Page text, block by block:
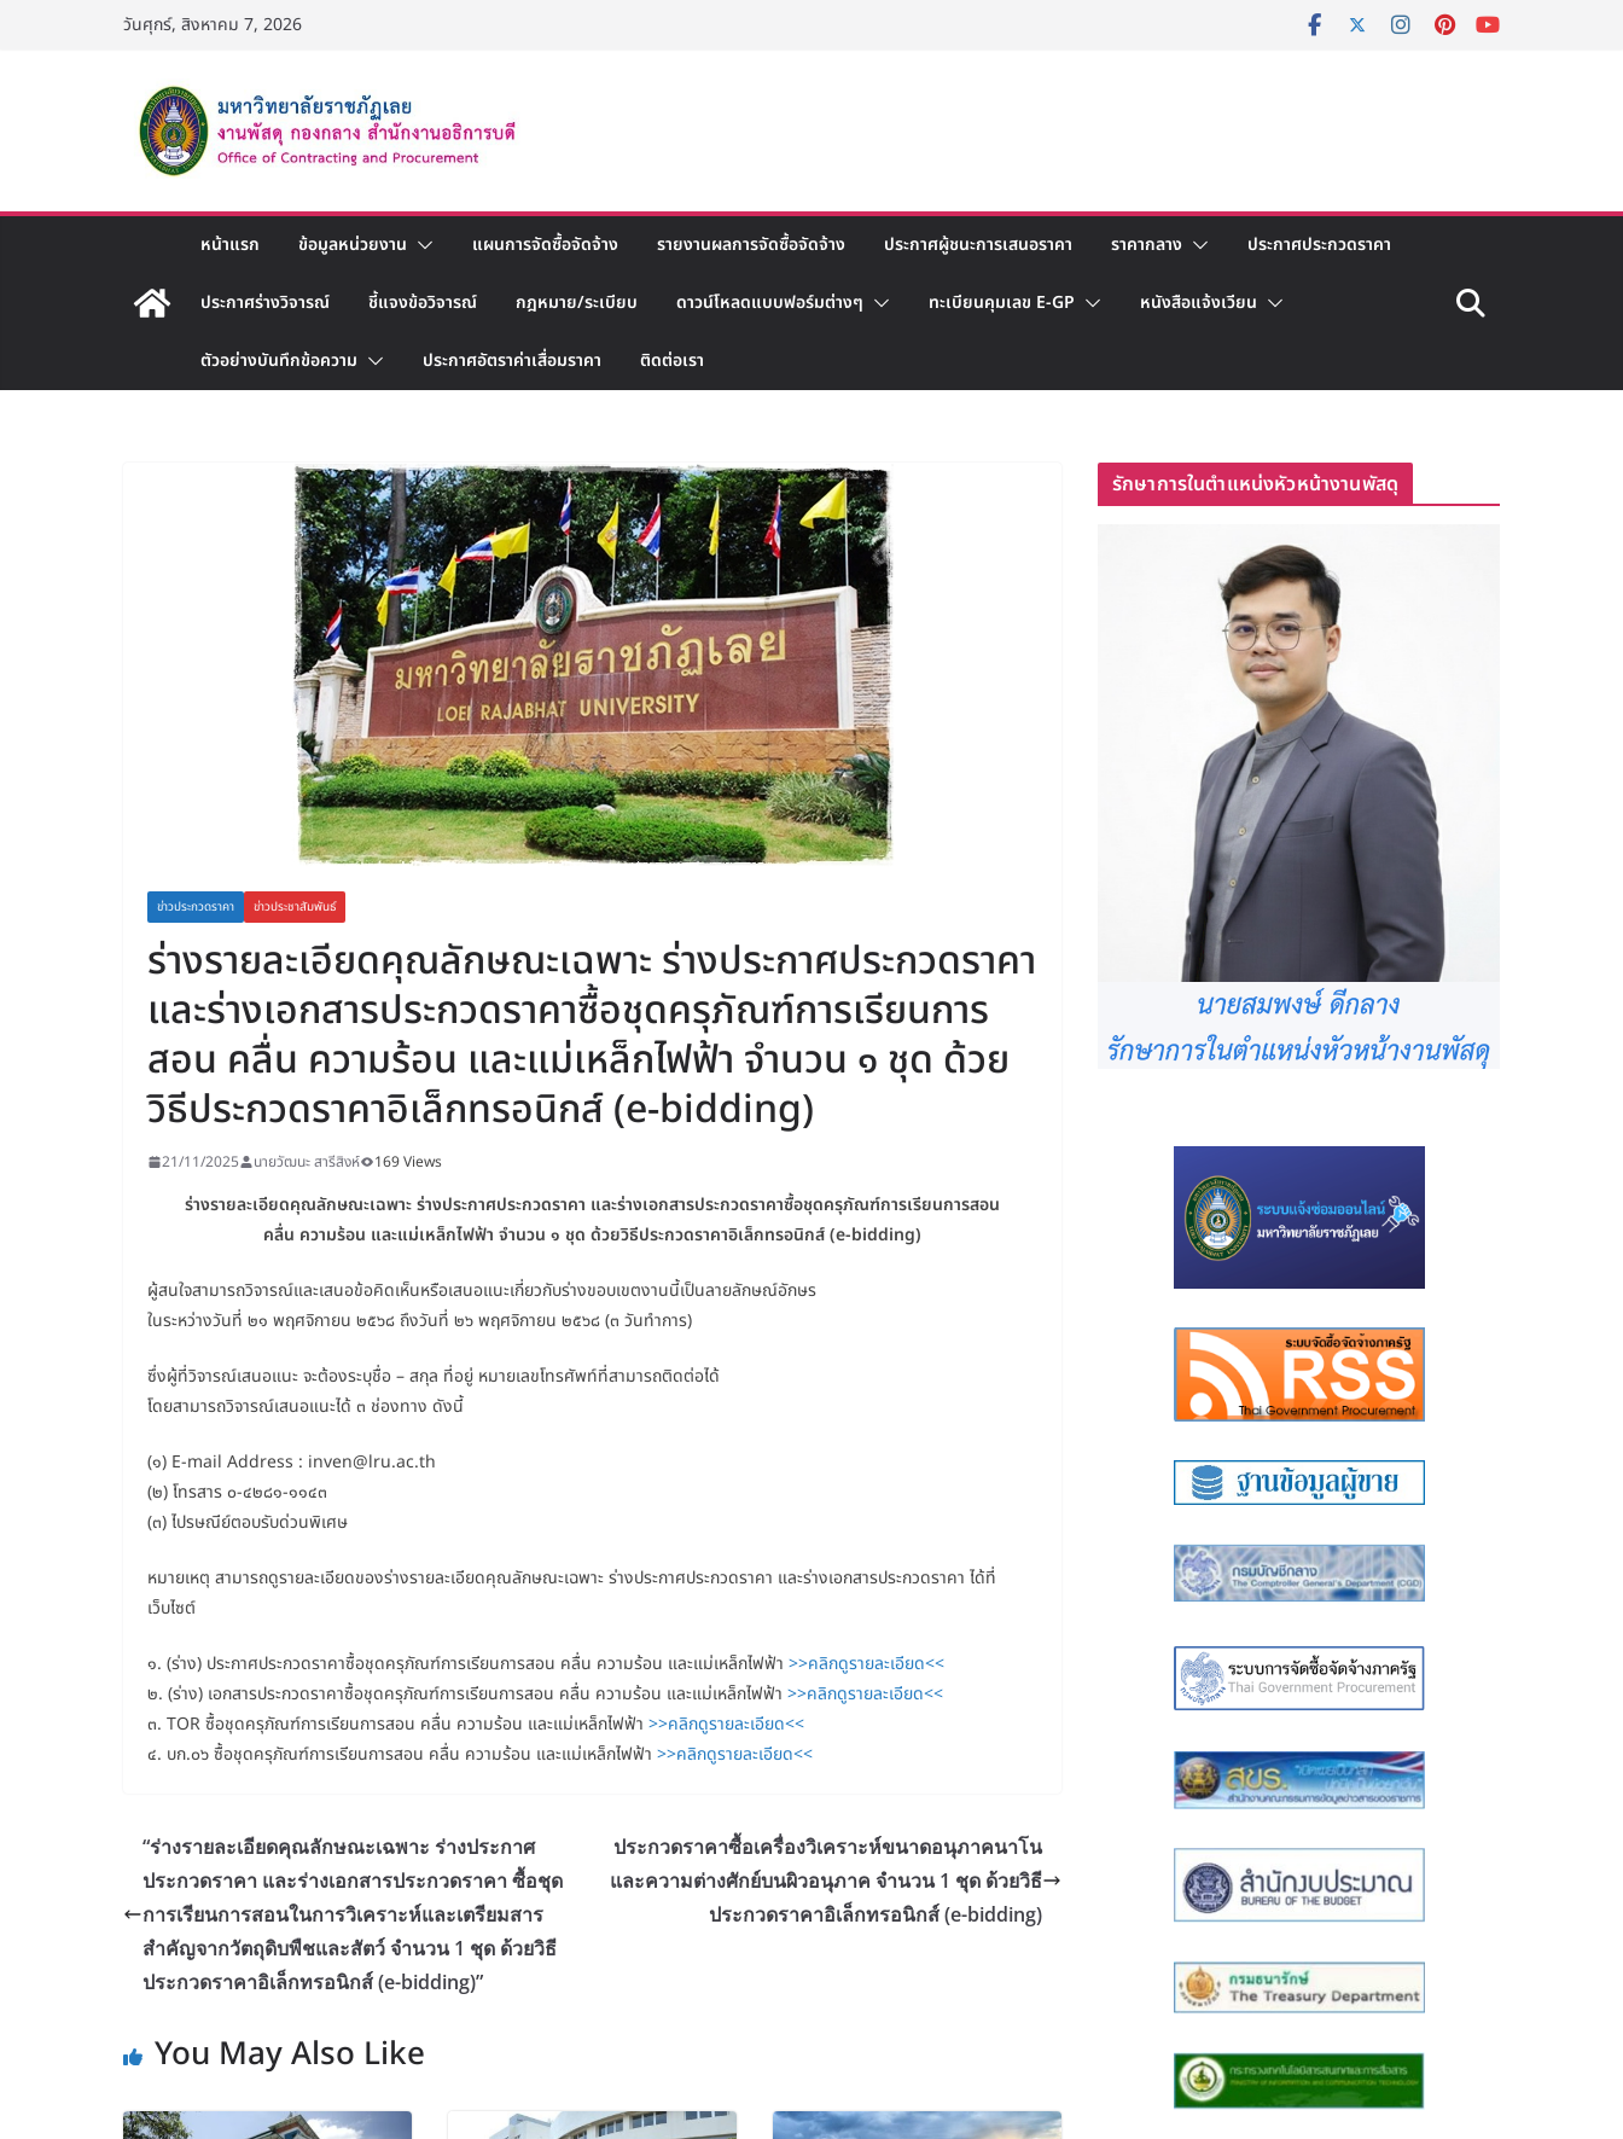
วันศุกร์, สิงหาคม 7, 2026
หน้าแรก ข้อมูลหน่วยงาน แผนการจัดซื้อจัดจ้าง รายงานผลการจัดซื้อจัดจ้าง ประกาศผู้ชนะการเสนอราคา ราคากลาง ประกาศประกวดราคา
ประกาศร่างวิจารณ์ ชี้แจงข้อวิจารณ์ กฎหมาย/ระเบียบ ดาวน์โหลดแบบฟอร์มต่างๆ ทะเบียนคุมเลข E-GP หนังสือแจ้งเวียน
ตัวอย่างบันทึกข้อความ ประกาศอัตราค่าเสื่อมราคา ติดต่อเรา
ข่าวประกวดราคา ข่าวประชาสัมพันธ์
ร่างรายละเอียดคุณลักษณะเฉพาะ ร่างประกาศประกวดราคา
และร่างเอกสารประกวดราคาซื้อชุดครุภัณฑ์การเรียนการ
สอน คลื่น ความร้อน และแม่เหล็กไฟฟ้า จำนวน ๑ ชุด ด้วย
วิธีประกวดราคาอิเล็กทรอนิกส์ (e-bidding)
21/11/2025 นายวัฒนะ สารีสิงห์ 169 Views
ร่างรายละเอียดคุณลักษณะเฉพาะ ร่างประกาศประกวดราคา และร่างเอกสารประกวดราคาซื้อชุดครุภัณฑ์การเรียนการสอน
คลื่น ความร้อน และแม่เหล็กไฟฟ้า จำนวน ๑ ชุด ด้วยวิธีประกวดราคาอิเล็กทรอนิกส์ (e-bidding)
ผู้สนใจสามารถวิจารณ์และเสนอข้อคิดเห็นหรือเสนอแนะเกี่ยวกับร่างขอบเขตงานนี้เป็นลายลักษณ์อักษร
ในระหว่างวันที่ ๒๑ พฤศจิกายน ๒๕๖๘ ถึงวันที่ ๒๖ พฤศจิกายน ๒๕๖๘ (๓ วันทำการ)
ซึ่งผู้ที่วิจารณ์เสนอแนะ จะต้องระบุชื่อ – สกุล ที่อยู่ หมายเลขโทรศัพท์ที่สามารถติดต่อได้
โดยสามารถวิจารณ์เสนอแนะได้ ๓ ช่องทาง ดังนี้
(๑) E-mail Address : inven@lru.ac.th
(๒) โทรสาร ๐-๔๒๘๑-๑๑๔๓
(๓) ไปรษณีย์ตอบรับด่วนพิเศษ
หมายเหตุ สามารถดูรายละเอียดของร่างรายละเอียดคุณลักษณะเฉพาะ ร่างประกาศประกวดราคา และร่างเอกสารประกวดราคา ได้ที่
เว็บไซต์
๑. (ร่าง) ประกาศประกวดราคาซื้อชุดครุภัณฑ์การเรียนการสอน คลื่น ความร้อน และแม่เหล็กไฟฟ้า >>คลิกดูรายละเอียด<<
๒. (ร่าง) เอกสารประกวดราคาซื้อชุดครุภัณฑ์การเรียนการสอน คลื่น ความร้อน และแม่เหล็กไฟฟ้า >>คลิกดูรายละเอียด<<
๓. TOR ซื้อชุดครุภัณฑ์การเรียนการสอน คลื่น ความร้อน และแม่เหล็กไฟฟ้า >>คลิกดูรายละเอียด<<
๔. บก.๐๖ ซื้อชุดครุภัณฑ์การเรียนการสอน คลื่น ความร้อน และแม่เหล็กไฟฟ้า >>คลิกดูรายละเอียด<<
“ร่างรายละเอียดคุณลักษณะเฉพาะ ร่างประกาศ
ประกวดราคา และร่างเอกสารประกวดราคา ซื้อชุด
การเรียนการสอนในการวิเคราะห์และเตรียมสาร
สำคัญจากวัตถุดิบพืชและสัตว์ จำนวน 1 ชุด ด้วยวิธี
ประกวดราคาอิเล็กทรอนิกส์ (e-bidding)”
ประกวดราคาซื้อเครื่องวิเคราะห์ขนาดอนุภาคนาโน
และความต่างศักย์บนผิวอนุภาค จำนวน 1 ชุด ด้วยวิธี
ประกวดราคาอิเล็กทรอนิกส์ (e-bidding)
You May Also Like
รักษาการในตำแหน่งหัวหน้างานพัสดุ